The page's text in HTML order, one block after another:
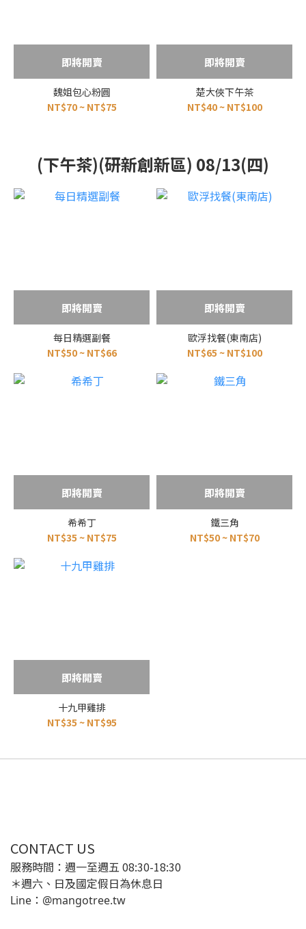
即將開賣
魏姐包心粉圓
NT$70 ~ NT$75
即將開賣
楚大俠下午茶
NT$40 ~ NT$100
(下午茶)(研新創新區) 08/13(四)
即將開賣
每日精選副餐
NT$50 ~ NT$66
即將開賣
歐浮找餐(東南店)
NT$65 ~ NT$100
即將開賣
希希丁
NT$35 ~ NT$75
即將開賣
鐵三角
NT$50 ~ NT$70
即將開賣
十九甲雞排
NT$35 ~ NT$95
CONTACT US
服務時間：週一至週五 08:30-18:30
＊週六、日及國定假日為休息日
Line：@mangotree.tw